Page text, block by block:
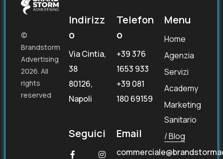
©
Brandstorm
Advertising
2026. All
rights
reserved
Indirizz
o
Via Cintia,
38
80126,
Napoli
Seguici
Telefon
o
+39 376
1653 933
+39 081
180 69159
Email
Menu
Home
Agenzia
Servizi
Academy
Marketing
Sanitario
Blog